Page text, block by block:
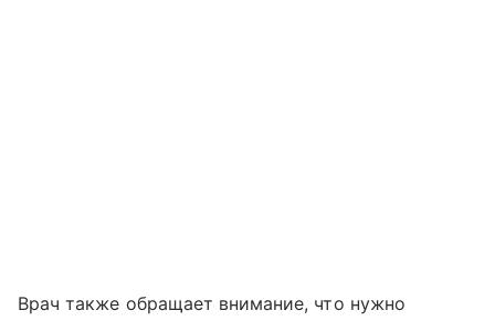
Врач также обращает внимание, что нужно